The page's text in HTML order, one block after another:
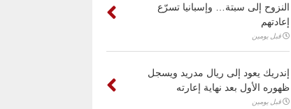
النزوح إلى سبتة… وإسبانيا تسرّع
إعادتهم
قبل يومين
إندريك يعود إلى ريال مدريد ويسجل
ظهوره الأول بعد نهاية إعارته
قبل يومين